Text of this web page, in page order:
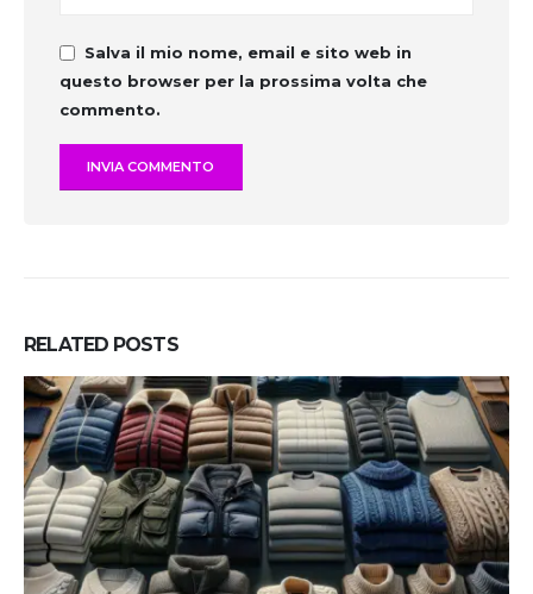
Salva il mio nome, email e sito web in
questo browser per la prossima volta che
commento.
RELATED POSTS